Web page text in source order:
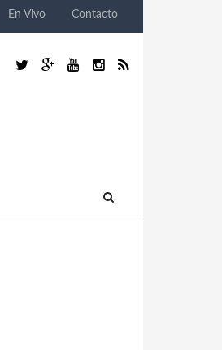
En Vivo Contacto